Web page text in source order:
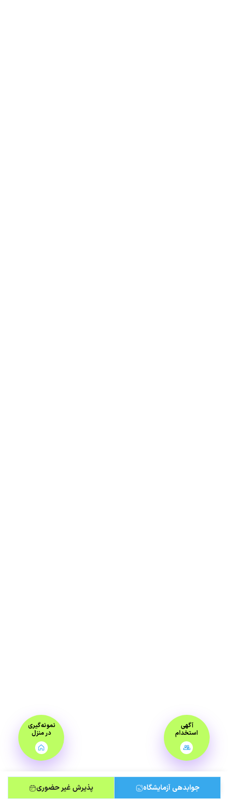
جوابدهی آزمایشگاه پذیرش غیر حضوری
نمونه‌گیری
در منزل
آگهی
استخدام